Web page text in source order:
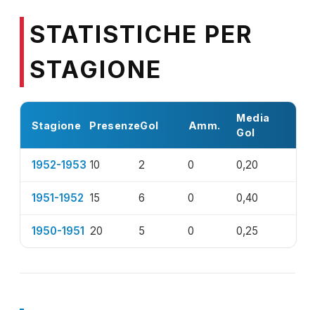
STATISTICHE PER
STAGIONE
Stagione PresenzeGol Amm.
Media
Gol
1952-1953 10 2 0 0,20
1951-1952 15 6 0 0,40
1950-1951 20 5 0 0,25